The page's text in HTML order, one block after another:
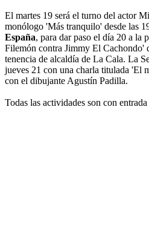
El martes 19 será el turno del actor
monólogo 'Más tranquilo' desde las
España, para dar paso el día 20 a la
Filemón contra Jimmy El Cachondo'
tenencia de alcaldía de La Cala. La
jueves 21 con una charla titulada 'El
con el dibujante Agustín Padilla.
Todas las actividades son con